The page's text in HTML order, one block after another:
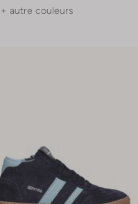
+ autre couleurs